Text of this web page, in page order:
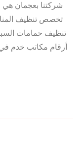
شركتنا بعجمان
تخصص تنظيف
تنظيف حمامات
أرقام مكاتب خدم